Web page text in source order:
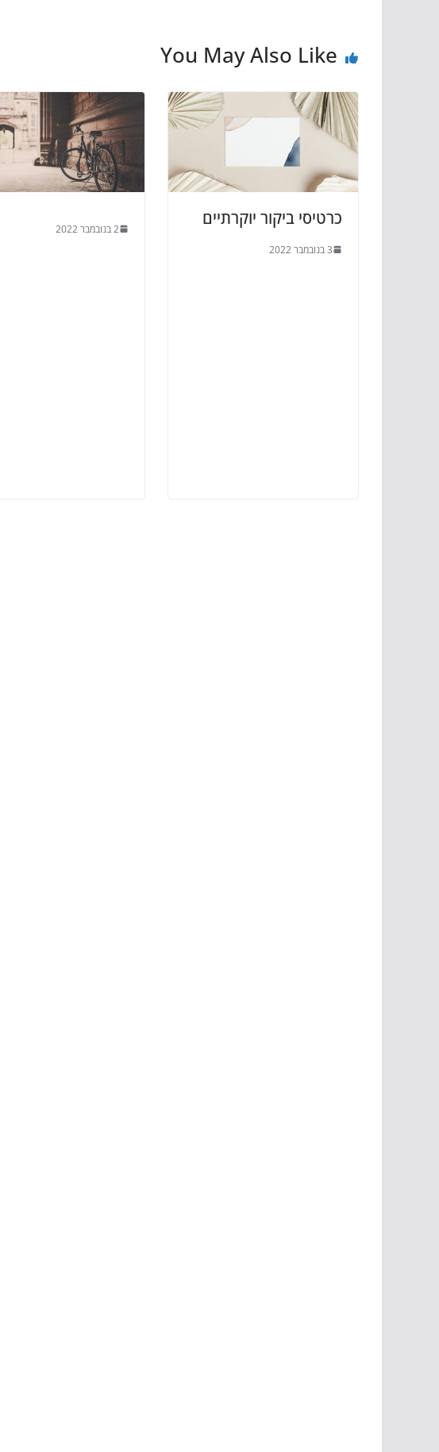
You May Also Like
כרטיסי ביקור יוקרתיים
3 בנובמבר 2022
2 בנובמבר 2022